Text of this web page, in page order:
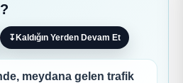
↧Kaldığın Yerden Devam Et
meydana gelen trafik